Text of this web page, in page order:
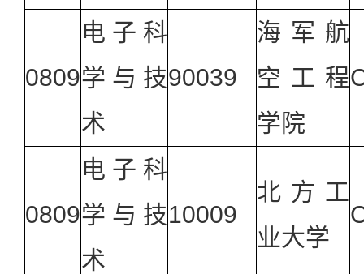
0809
电子科
学与技
术
90039
海军航
空工程
学院
0809
电子科
学与技
术
10009
北方工
业大学